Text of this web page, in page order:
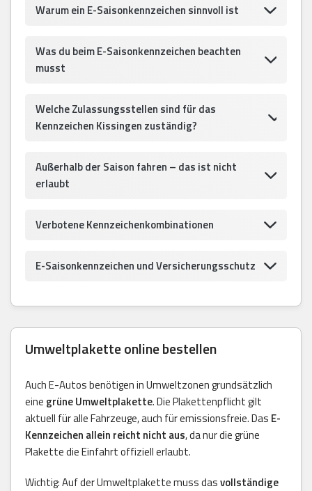
Warum ein E-Saisonkennzeichen sinnvoll ist
Was du beim E-Saisonkennzeichen beachten
musst
Welche Zulassungsstellen sind für das
Kennzeichen Kissingen zuständig?
Außerhalb der Saison fahren – das ist nicht
erlaubt
Verbotene Kennzeichenkombinationen
E-Saisonkennzeichen und Versicherungsschutz
Umweltplakette online bestellen
Auch E-Autos benötigen in Umweltzonen grundsätzlich
eine grüne Umweltplakette. Die Plakettenpflicht gilt
aktuell für alle Fahrzeuge, auch für emissionsfreie. Das E-
Kennzeichen allein reicht nicht aus, da nur die grüne
Plakette die Einfahrt offiziell erlaubt.
Wichtig: Auf der Umweltplakette muss dasvollständige